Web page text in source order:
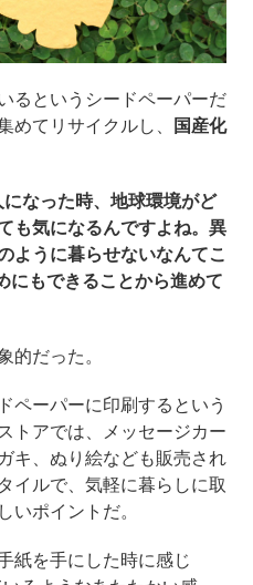
るというシードペーパーだ
めてリサイクルし、 国産化
なった時、地球環境がど
も気になるんですよね。異
ように暮らせないなんてこ
にもできることから進めて
的だった。
ペーパーに印刷するという
トアでは、メッセージカー
キ、ぬり絵なども販売され
イルで、気軽に暮らしに取
いポイントだ。
紙を手にした時に感じ